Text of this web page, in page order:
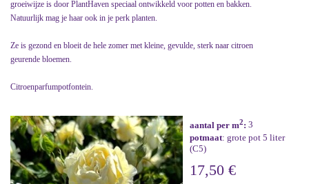
groeiwijze is door PlantHaven speciaal ontwikkeld voor potten en bakken.
Natuurlijk mag je haar ook in je perk planten.
Ze is gezond en bloeit de hele zomer met kleine, gevulde, sterk naar citroen
geurende bloemen.
Citroenparfumpotfontein.
aantal per m2: 3
potmaat: grote pot 5 liter
(C5)
17,50 €